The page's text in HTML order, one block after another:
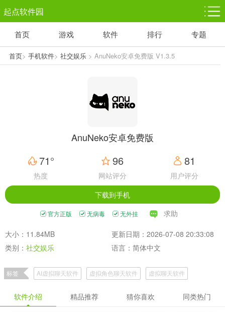
起点软件园
塔防游戏
1千+款游戏
休闲益智
1万+款游戏
体育竞技
5百+款游戏
首页 游戏 软件 排行 专题
首页> 手机软件> 社交娱乐> AnuNeko安卓免费版 V1.3.5
AnuNeko安卓免费版
71°
热度
96
网站评分
81
用户评分
下载到手机
官方正版 无病毒 无外挂 求助
大小：11.84MB
更新日期：2026-07-08 20:33:08
类别： 社交娱乐 语言：简体中文
标签 AI虚拟聊天软件 虚拟角色聊天软件 虚拟聊天软件
软件介绍 精品推荐 猜你喜欢 同类热门